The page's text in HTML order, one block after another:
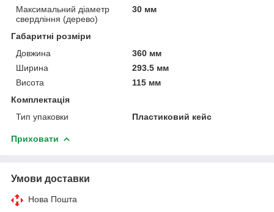
Максимальний діаметр
свердління (дерево)
30 мм
Габаритні розміри
Довжина
360 мм
Ширина
293.5 мм
Висота
115 мм
Комплектація
Тип упаковки
Пластиковий кейс
Приховати
Умови доставки
Нова Пошта